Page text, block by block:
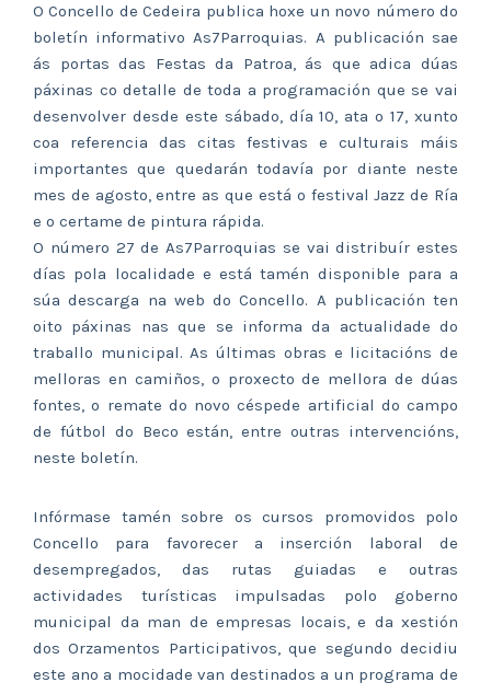
O Concello de Cedeira publica hoxe un novo número do
boletín informativo As7Parroquias. A publicación sae
ás portas das Festas da Patroa, ás que adica dúas
páxinas co detalle de toda a programación que se vai
desenvolver desde este sábado, día 10, ata o 17, xunto
coa referencia das citas festivas e culturais máis
importantes que quedarán todavía por diante neste
mes de agosto, entre as que está o festival Jazz de Ría
e o certame de pintura rápida.
O número 27 de As7Parroquias se vai distribuír estes
días pola localidade e está tamén disponible para a
súa descarga na web do Concello. A publicación ten
oito páxinas nas que se informa da actualidade do
traballo municipal. As últimas obras e licitacións de
melloras en camiños, o proxecto de mellora de dúas
fontes, o remate do novo céspede artificial do campo
de fútbol do Beco están, entre outras intervencións,
neste boletín.
Infórmase tamén sobre os cursos promovidos polo
Concello para favorecer a inserción laboral de
desempregados, das rutas guiadas e outras
actividades turísticas impulsadas polo goberno
municipal da man de empresas locais, e da xestión
dos Orzamentos Participativos, que segundo decidiu
este ano a mocidade van destinados a un programa de